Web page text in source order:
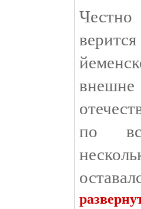
внешне
по